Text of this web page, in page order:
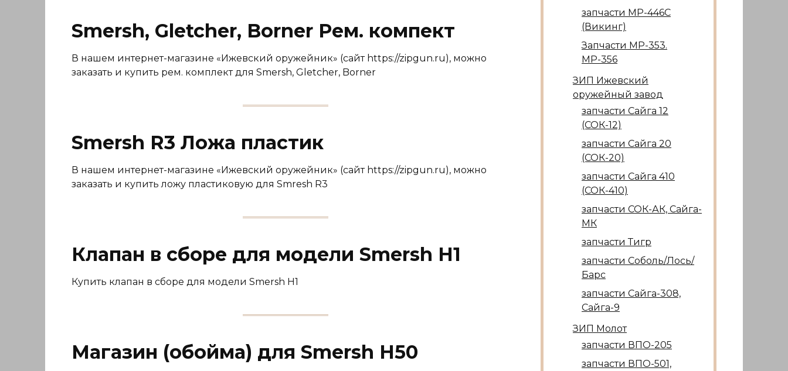
Smersh, Gletcher, Borner Рем. компект
В нашем интернет-магазине «Ижевский оружейник» (сайт https://zipgun.ru), можно
заказать и купить рем. комплект для Smersh, Gletcher, Borner
Smersh R3 Ложа пластик
В нашем интернет-магазине «Ижевский оружейник» (сайт https://zipgun.ru), можно
заказать и купить ложу пластиковую для Smresh R3
Клапан в сборе для модели Smersh Н1
Купить клапан в сборе для модели Smersh Н1
Магазин (обойма) для Smersh H50
запчасти МР-446С
(Викинг)
Запчасти МР-353.
МР-356
ЗИП Ижевский
оружейный завод
запчасти Сайга 12
(СОК-12)
запчасти Сайга 20
(СОК-20)
запчасти Сайга 410
(СОК-410)
запчасти СОК-АК, Сайга-
МК
запчасти Тигр
запчасти Соболь/Лось/
Барс
запчасти Сайга-308,
Сайга-9
ЗИП Молот
запчасти ВПО-205
запчасти ВПО-501,